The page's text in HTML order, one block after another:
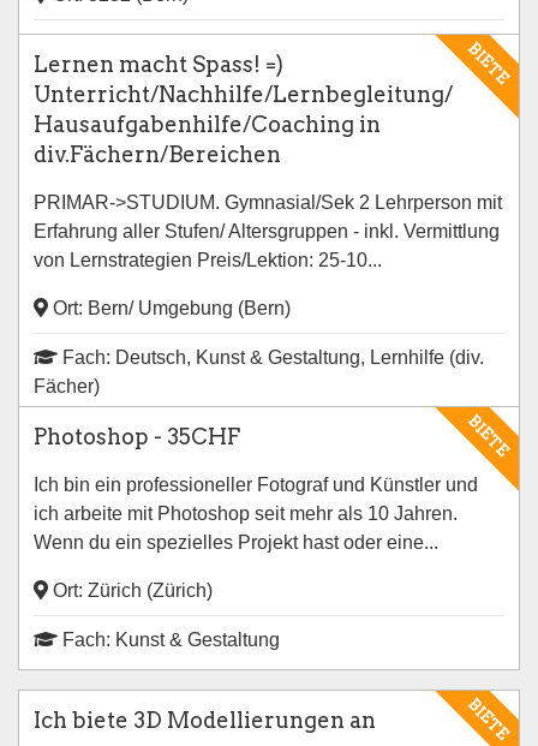
Fach: Französisch, Mathematik, Kunst & Gestaltung
BIETE
Lernen macht Spass! =)
Unterricht/Nachhilfe/Lernbegleitung/
Hausaufgabenhilfe/Coaching in
div.Fächern/Bereichen
PRIMAR->STUDIUM. Gymnasial/Sek 2 Lehrperson mit
Erfahrung aller Stufen/ Altersgruppen - inkl. Vermittlung
von Lernstrategien Preis/Lektion: 25-10...
Ort: Bern/ Umgebung (Bern)
Fach: Deutsch, Kunst & Gestaltung, Lernhilfe (div.
Fächer)
BIETE
Photoshop - 35CHF
Ich bin ein professioneller Fotograf und Künstler und
ich arbeite mit Photoshop seit mehr als 10 Jahren.
Wenn du ein spezielles Projekt hast oder eine...
Ort: Zürich (Zürich)
Fach: Kunst & Gestaltung
BIETE
Ich biete 3D Modellierungen an